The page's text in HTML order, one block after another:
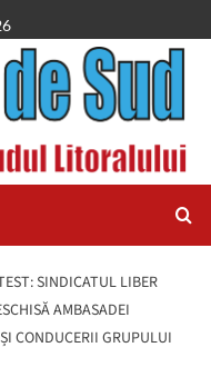
SINDICATUL LIBER
AMBASADEI
CONDUCERII GRUPULUI